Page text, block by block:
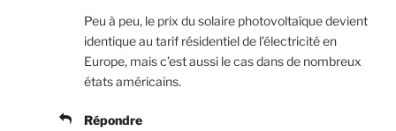
Peu à peu, le prix du solaire photovoltaïque devient
identique au tarif résidentiel de l’électricité en
Europe, mais c’est aussi le cas dans de nombreux
états américains.
Répondre